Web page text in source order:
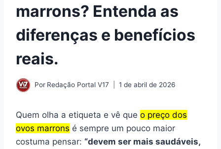
marrons? Entenda as
diferenças e benefícios
reais.
Por Redação Portal V17 1 de abril de 2026
Quem olha a etiqueta e vê que o preço dos
ovos marrons é sempre um pouco maior
costuma pensar: “devem ser mais saudáveis,